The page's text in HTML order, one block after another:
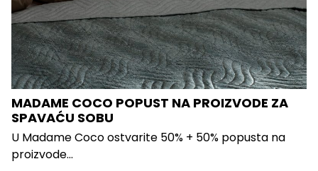
MADAME COCO POPUST NA PROIZVODE ZA
SPAVAĆU SOBU
U Madame Coco ostvarite 50% + 50% popusta na
proizvode...